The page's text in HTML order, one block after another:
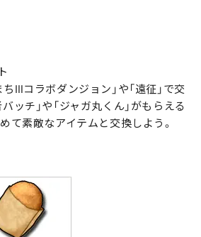
Ⅲコラボダンジョン」や「遠征」で交
ッチ」や「ジャガ丸くん」がもらえる
て素敵なアイテムと交換しよう。